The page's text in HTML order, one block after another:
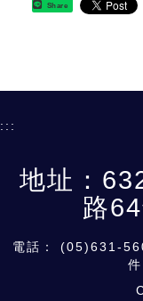
Share
:::
地址：
路
電話： (05)631-